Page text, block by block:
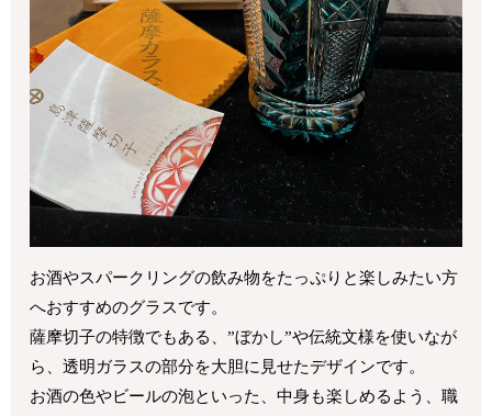
お酒やスパークリングの飲み物をたっぷりと楽しみたい方
へおすすめのグラスです。
薩摩切子の特徴でもある、”ぼかし”や伝統文様を使いなが
ら、透明ガラスの部分を大胆に見せたデザインです。
お酒の色やビールの泡といった、中身も楽しめるよう、職